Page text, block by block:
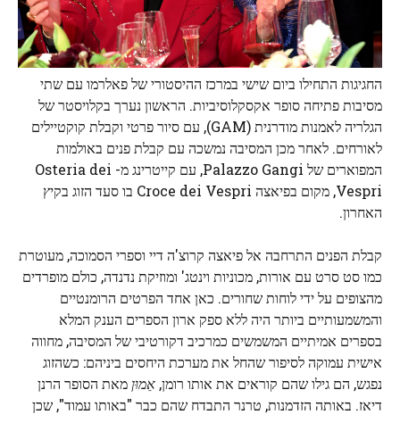
החגיגות התחילו ביום שישי במרכז ההיסטורי של פאלרמו עם שתי
מסיבות פתיחה סופר אקסקלוסיביות. הראשון נערך בקלויסטר של
הגלריה לאמנות מודרנית (GAM), עם סיור פרטי וקבלת קוקטיילים
לאורחים. לאחר מכן המסיבה נמשכה עם קבלת פנים באולמות
המפוארים של Palazzo Gangi, עם קייטרינג מ- Osteria dei
Vespri, מקום בפיאצה Croce dei Vespri בו סעד הזוג בקיץ
האחרון.
קבלת הפנים התרחבה אל פיאצה קרוצ'ה דיי וספרי הסמוכה, מעוטרת
כמו סט סרט עם אורות, מכוניות וינטג' ומוזיקת ​​נדנדה, כולם מופרדים
מהצופים על ידי לוחות שחורים. כאן אחד הפרטים הרומנטיים
והמשמעותיים ביותר היה ללא ספק ארון הספרים הענק המלא
בספרים אמיתיים המשמשים כמרכיב דקורטיבי של המסיבה, מחווה
אישית עמוקה לסיפור שהחל את מערכת היחסים ביניהם: כשהזוג
נפגש, הם גילו שהם קוראים את אותו רומן, אֵמוּן מאת הסופר הרנן
דיאז. באותה הזדמנות, טרנר התבדח שהם כבר "באותו עמוד", שכן